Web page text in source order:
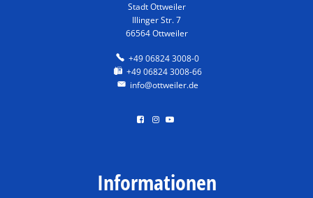
Stadt Ottweiler
Illinger Str. 7
66564 Ottweiler
+49 06824 3008-0
+49 06824 3008-66
info@ottweiler.de
Informationen